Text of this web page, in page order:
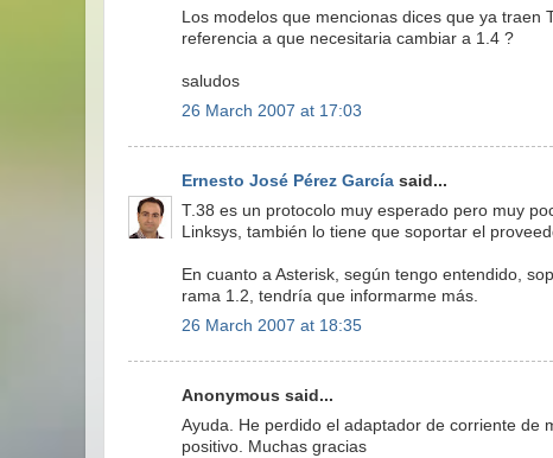
Los modelos que mencionas dices que ya
referencia a que necesitaria cambiar a 1.4 ?
saludos
26 March 2007 at 17:03
Ernesto José Pérez García said...
T.38 es un protocolo muy esperado pero muy
Linksys, también lo tiene que soportar el
En cuanto a Asterisk, según tengo entendido,
rama 1.2, tendría que informarme más.
26 March 2007 at 18:35
Anonymous said...
Ayuda. He perdido el adaptador de corriente de
positivo. Muchas gracias